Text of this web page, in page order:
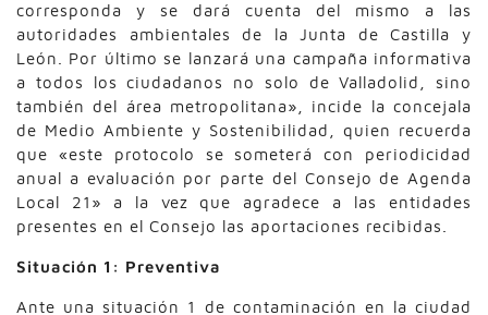
corresponda y se dará cuenta del mismo a las
autoridades ambientales de la Junta de Castilla y
León. Por último se lanzará una campaña informativa
a todos los ciudadanos no solo de Valladolid, sino
también del área metropolitana», incide la concejala
de Medio Ambiente y Sostenibilidad, quien recuerda
que «este protocolo se someterá con periodicidad
anual a evaluación por parte del Consejo de Agenda
Local 21» a la vez que agradece a las entidades
presentes en el Consejo las aportaciones recibidas.
Situación 1: Preventiva
Ante una situación 1 de contaminación en la ciudad